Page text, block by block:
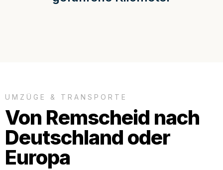
UMZÜGE & TRANSPORTE
Von Remscheid nach
Deutschland oder
Europa